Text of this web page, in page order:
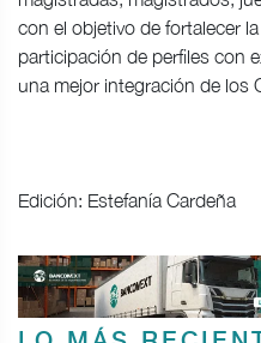
con el objetivo de fortalecer
participación de perfiles con
una mejor integración de los
Edición: Estefanía Cardeña